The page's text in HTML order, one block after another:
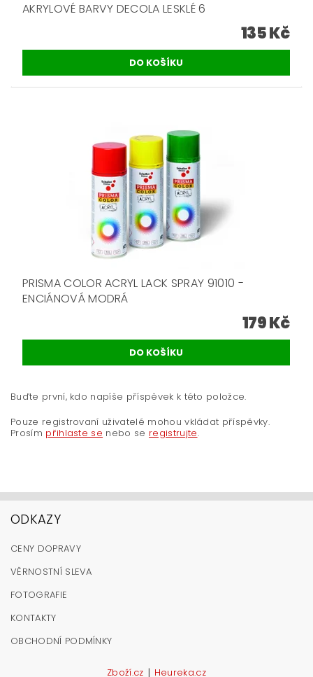
AKRYLOVÉ BARVY DECOLA LESKLÉ 6
135 Kč
PRISMA COLOR ACRYL LACK SPRAY 91010 -
ENCIÁNOVÁ MODRÁ
179 Kč
Buďte první, kdo napíše příspěvek k této položce.
Pouze registrovaní uživatelé mohou vkládat příspěvky.
Prosím přihlaste se nebo se registrujte.
ODKAZY
CENY DOPRAVY
VĚRNOSTNÍ SLEVA
FOTOGRAFIE
KONTAKTY
OBCHODNÍ PODMÍNKY
Zboží.cz | Heureka.cz